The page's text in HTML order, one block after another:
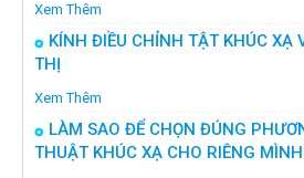
Xem Thêm
KÍNH ĐIỀU CHỈNH TẬT KHÚC XẠ
THỊ
Xem Thêm
LÀM SAO ĐỂ CHỌN ĐÚNG
THUẬT KHÚC XẠ CHO RIÊNG